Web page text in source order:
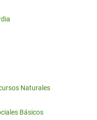
Naturales
Básicos